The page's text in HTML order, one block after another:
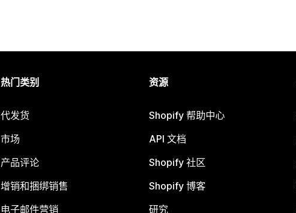
热门类别
代发货
市场
产品评论
增销和捆绑销售
电子邮件营销
资源
Shopify 帮助中心
API 文档
Shopify 社区
Shopify 博客
研究